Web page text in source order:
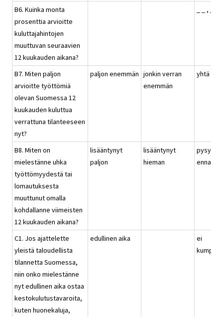
B6. Kuinka monta
prosenttia arvioitte
kuluttajahintojen
muuttuvan seuraavien
12 kuukauden aikana?
_ _ , _ %
B7. Miten paljon
arvioitte työttömiä
olevan Suomessa 12
kuukauden kuluttua
verrattuna tilanteeseen
nyt?
paljon enemmän jonkin verran
enemmän
yhtä
B8. Miten on
mielestänne uhka
työttömyydestä tai
lomautuksesta
muuttunut omalla
kohdallanne viimeisten
12 kuukauden aikana?
lisääntynyt
paljon
lisääntynyt
hieman
pysynyt
C1. Jos ajattelette
yleistä taloudellista
tilannetta Suomessa,
niin onko mielestänne
nyt edullinen aika ostaa
kestokulutustavaroita,
kuten huonekaluja,
edullinen aika
ei